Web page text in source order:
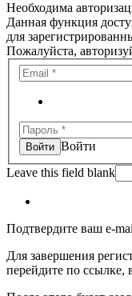
Необходима
Данная функция
для
Пожалуйста,
Войти
Leave this field blank
Подтвердите ваш e-
Для завершения
перейдите по ссылке,